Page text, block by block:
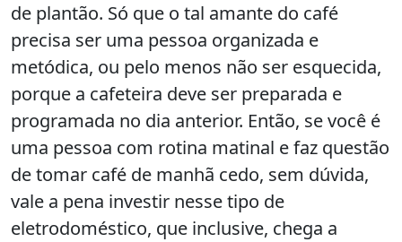
de plantão. Só que o tal amante do café
precisa ser uma pessoa organizada e
metódica, ou pelo menos não ser esquecida,
porque a cafeteira deve ser preparada e
programada no dia anterior. Então, se você é
uma pessoa com rotina matinal e faz questão
de tomar café de manhã cedo, sem dúvida,
vale a pena investir nesse tipo de
eletrodoméstico, que inclusive, chega a